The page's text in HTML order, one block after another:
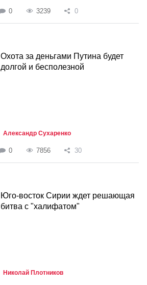
0 3239 0
Охота за деньгами Путина будет
долгой и бесполезной
Александр Сухаренко
0 7856 30
Юго-восток Сирии ждет решающая
битва с "халифатом"
Николай Плотников